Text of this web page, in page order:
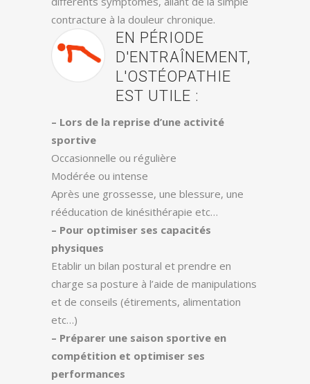
contracture à la douleur chronique.
EN PÉRIODE
D'ENTRAÎNEMENT,
L'OSTÉOPATHIE
EST UTILE :
– Lors de la reprise d’une activité
sportive
Occasionnelle ou régulière
Modérée ou intense
Après une grossesse, une blessure, une
rééducation de kinésithérapie etc…
– Pour optimiser ses capacités
physiques
Etablir un bilan postural et prendre en
charge sa posture à l’aide de manipulations
et de conseils (étirements, alimentation
etc…)
– Préparer une saison sportive en
compétition et optimiser ses
performances